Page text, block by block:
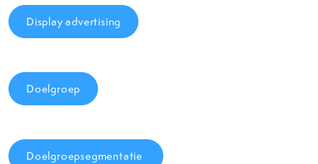
Display advertising
Doelgroep
Doelgroepsegmentatie